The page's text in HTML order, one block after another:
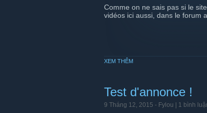
Comme on ne sais pas si le
vidéos ici aussi, dans le forum
XEM THÊM
Test d'annonce !
9 Tháng 12, 2015 - Fylou | 1 bình